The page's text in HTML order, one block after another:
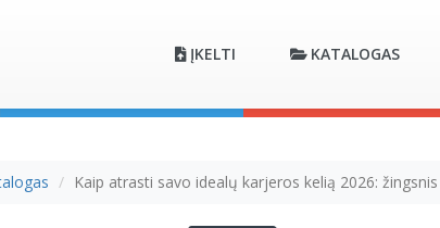
ĮKELTI KATALOGAS
Kaip atrasti savo idealų karjeros kelią 2026: